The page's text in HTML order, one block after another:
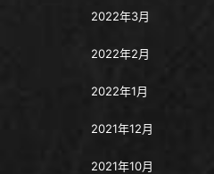
2022年3月
2022年2月
2022年1月
2021年12月
2021年10月